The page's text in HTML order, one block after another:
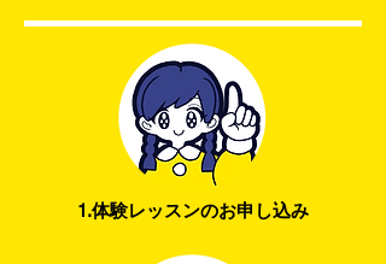
1.体験レッスンのお申し込み